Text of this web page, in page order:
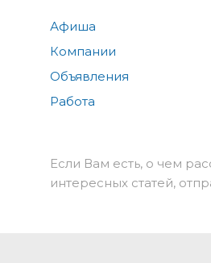
Афиша
Компании
Объявления
Работа
Если Вам есть, о чем
интересных статей,